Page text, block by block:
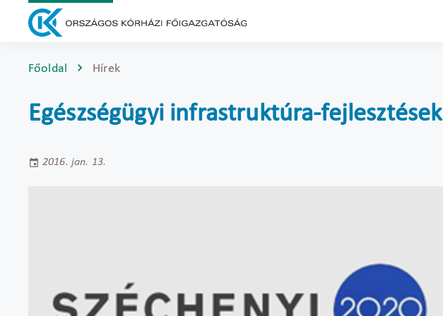
Főoldal Hírek
Egészségügyi infrastruktúra-fejlesztések
2016. jan. 13.